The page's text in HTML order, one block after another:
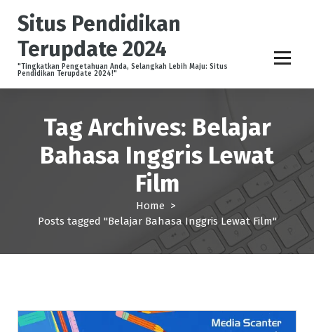
Situs Pendidikan
Terupdate 2024
"Tingkatkan Pengetahuan Anda, Selangkah Lebih Maju: Situs
Pendidikan Terupdate 2024!"
Tag Archives: Belajar
Bahasa Inggris Lewat
Film
Home >
Posts tagged "Belajar Bahasa Inggris Lewat Film"